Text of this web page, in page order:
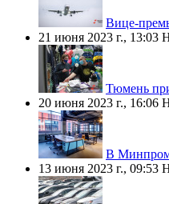
Вице-
21 июня 2023 г., 13:03
Тюмень
20 июня 2023 г., 16:06
В
13 июня 2023 г., 09:53